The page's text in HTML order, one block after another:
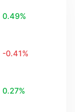
0.49%
-0.41%
0.27%